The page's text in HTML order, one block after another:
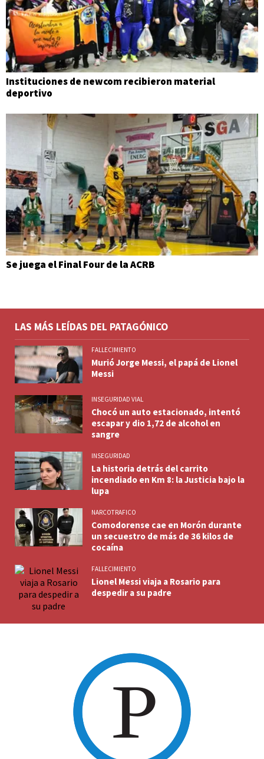
Instituciones de newcom recibieron material
deportivo
Se juega el Final Four de la ACRB
LAS MÁS LEÍDAS DEL PATAGÓNICO
FALLECIMIENTO
Murió Jorge Messi, el papá de Lionel
Messi
INSEGURIDAD VIAL
Chocó un auto estacionado, intentó
escapar y dio 1,72 de alcohol en
sangre
INSEGURIDAD
La historia detrás del carrito
incendiado en Km 8: la Justicia bajo la
lupa
NARCOTRAFICO
Comodorense cae en Morón durante
un secuestro de más de 36 kilos de
cocaína
FALLECIMIENTO
Lionel Messi viaja a Rosario para
despedir a su padre